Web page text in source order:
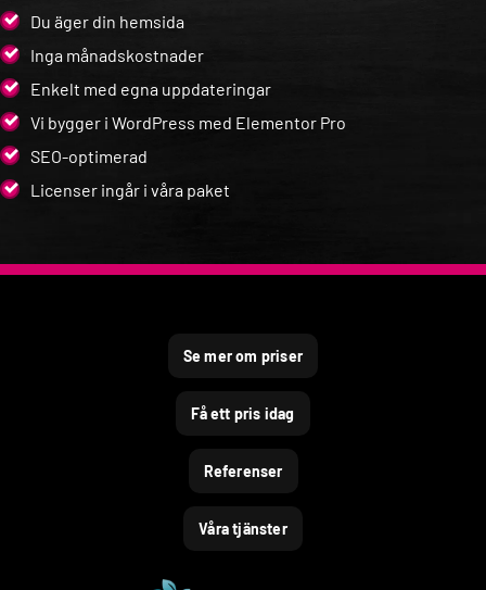
Du äger din hemsida
Inga månadskostnader
Enkelt med egna uppdateringar
Vi bygger i WordPress med Elementor Pro
SEO-optimerad
Licenser ingår i våra paket
Se mer om priser
Få ett pris idag
Referenser
Våra tjänster